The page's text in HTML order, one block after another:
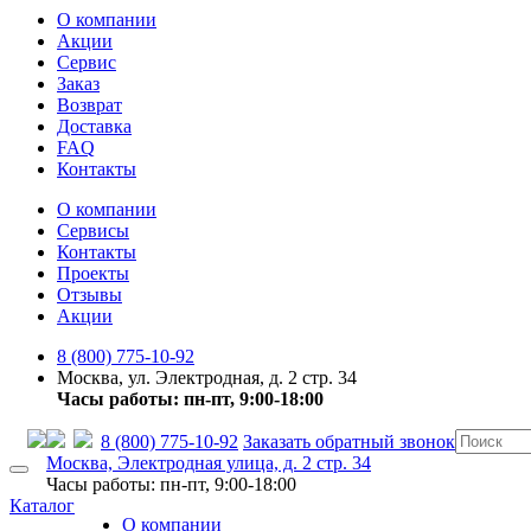
О компании
Акции
Сервис
Заказ
Возврат
Доставка
FAQ
Контакты
О компании
Сервисы
Контакты
Проекты
Отзывы
Акции
8 (800) 775-10-92
Москва, ул. Электродная, д. 2 стр. 34
Часы работы: пн-пт, 9:00-18:00
8 (800) 775-10-92 Заказать обратный звонок
Москва, Электродная улица, д. 2 стр. 34
Часы работы: пн-пт, 9:00-18:00
Каталог
О компании